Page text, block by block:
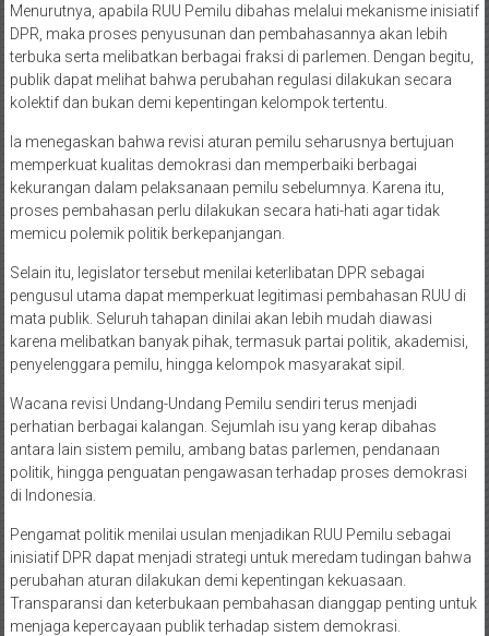
Menurutnya, apabila RUU Pemilu dibahas melalui mekanisme inisiatif
DPR, maka proses penyusunan dan pembahasannya akan lebih
terbuka serta melibatkan berbagai fraksi di parlemen. Dengan begitu,
publik dapat melihat bahwa perubahan regulasi dilakukan secara
kolektif dan bukan demi kepentingan kelompok tertentu.
Ia menegaskan bahwa revisi aturan pemilu seharusnya bertujuan
memperkuat kualitas demokrasi dan memperbaiki berbagai
kekurangan dalam pelaksanaan pemilu sebelumnya. Karena itu,
proses pembahasan perlu dilakukan secara hati-hati agar tidak
memicu polemik politik berkepanjangan.
Selain itu, legislator tersebut menilai keterlibatan DPR sebagai
pengusul utama dapat memperkuat legitimasi pembahasan RUU di
mata publik. Seluruh tahapan dinilai akan lebih mudah diawasi
karena melibatkan banyak pihak, termasuk partai politik, akademisi,
penyelenggara pemilu, hingga kelompok masyarakat sipil.
Wacana revisi Undang-Undang Pemilu sendiri terus menjadi
perhatian berbagai kalangan. Sejumlah isu yang kerap dibahas
antara lain sistem pemilu, ambang batas parlemen, pendanaan
politik, hingga penguatan pengawasan terhadap proses demokrasi
di Indonesia.
Pengamat politik menilai usulan menjadikan RUU Pemilu sebagai
inisiatif DPR dapat menjadi strategi untuk meredam tudingan bahwa
perubahan aturan dilakukan demi kepentingan kekuasaan.
Transparansi dan keterbukaan pembahasan dianggap penting untuk
menjaga kepercayaan publik terhadap sistem demokrasi.